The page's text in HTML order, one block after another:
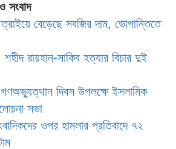
বেড়েছে সবজির দাম, ভোগান্তিতে
রায়হান-সাকিব হত্যার বিচার দুই
দিবস উপলক্ষে ইসলামিক
সভা
ওপর হামলার প্রতিবাদে ৭২